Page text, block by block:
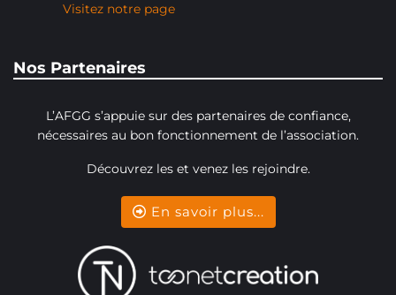
Visitez notre page
Nos Partenaires
L’AFGG s’appuie sur des partenaires de confiance,
nécessaires au bon fonctionnement de l’association.
Découvrez les et venez les rejoindre.
En savoir plus...